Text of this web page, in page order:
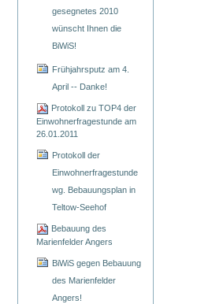
gesegnetes 2010
wünscht Ihnen die
BiWiS!
Frühjahrsputz am 4.
April -- Danke!
Protokoll zu TOP4 der
Einwohnerfragestunde am
26.01.2011
Protokoll der
Einwohnerfragestunde
wg. Bebauungsplan in
Teltow-Seehof
Bebauung des
Marienfelder Angers
BiWiS gegen Bebauung
des Marienfelder
Angers!